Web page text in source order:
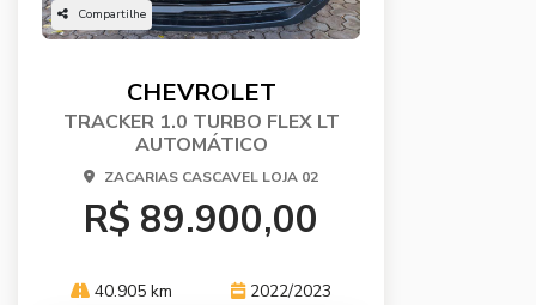
Compartilhe
CHEVROLET
TRACKER 1.0 TURBO FLEX LT
AUTOMÁTICO
ZACARIAS CASCAVEL LOJA 02
R$ 89.900,00
40.905 km 2022/2023